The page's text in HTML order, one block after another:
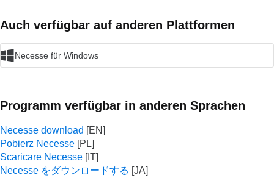
Auch verfügbar auf anderen Plattformen
Necesse für Windows
Programm verfügbar in anderen Sprachen
Necesse download
Pobierz Necesse
Scaricare Necesse
Necesse をダウンロードする